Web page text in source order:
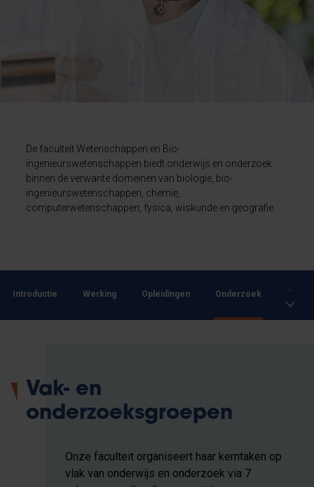
De faculteit Wetenschappen en Bio-
ingenieurswetenschappen biedt onderwijs en onderzoek
binnen de verwante domeinen van biologie, bio-
ingenieurswetenschappen, chemie,
computerwetenschappen, fysica, wiskunde en geografie.
Introductie Werking Opleidingen Onderzoek
Vak- en
onderzoeksgroepen
Onze faculteit organiseert haar kerntaken op
vlak van onderwijs en onderzoek via 7